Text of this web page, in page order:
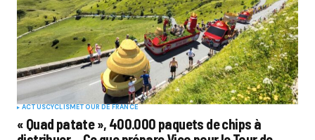
ACTUSCYCLISMETOUR DE FRANCE
« Quad patate », 400.000 paquets de chips à